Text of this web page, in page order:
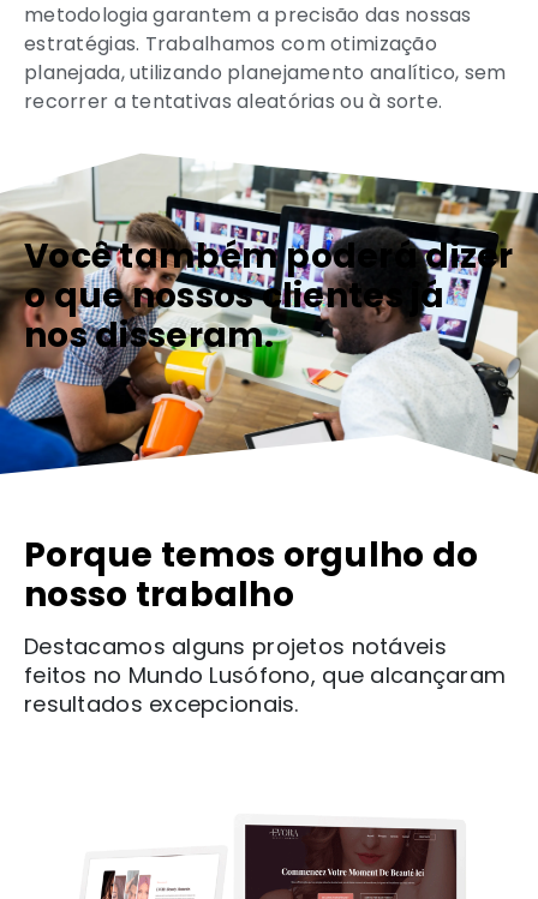
metodologia garantem a precisão das nossas
estratégias. Trabalhamos com otimização
planejada, utilizando planejamento analítico, sem
recorrer a tentativas aleatórias ou à sorte.
Você também poderá dizer
o que nossos clientes já
nos disseram.
Porque temos orgulho do
nosso trabalho
Destacamos alguns projetos notáveis
feitos no Mundo Lusófono, que alcançaram
resultados excepcionais.